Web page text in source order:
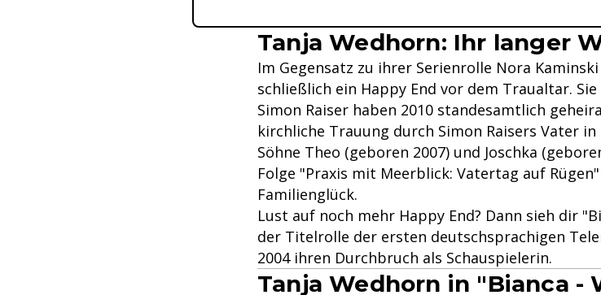
Tanja Wedhorn: Ihr langer
Im Gegensatz zu ihrer Serienrolle Nora
schließlich ein Happy End vor dem Traualtar.
Simon Raiser haben 2010 standesamtlich
kirchliche Trauung durch Simon Raisers Vater in
Söhne Theo (geboren 2007) und Joschka
Folge "Praxis mit Meerblick: Vatertag auf
Familienglück.
Lust auf noch mehr Happy End? Dann sieh dir
der Titelrolle der ersten deutschsprachigen
2004 ihren Durchbruch als Schauspielerin.
Tanja Wedhorn in "Bianca -